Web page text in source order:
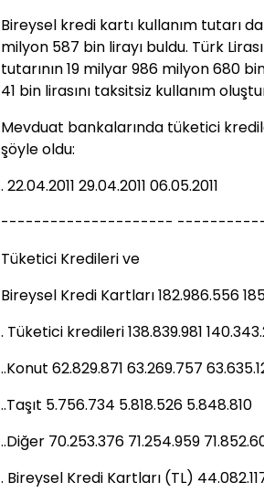
Bireysel kredi kartı kullanım tutarı
milyon 587 bin lirayı buldu. Türk
tutarının 19 milyar 986 milyon 680
41 bin lirasını taksitsiz kullanım
Mevduat bankalarında tüketici
şöyle oldu:
. 22.04.2011 29.04.2011 06.05.2011
---------------------
Tüketici Kredileri ve
Bireysel Kredi Kartları 182.986.556
. Tüketici kredileri 138.839.981
..Konut 62.829.871 63.269.757
..Taşıt 5.756.734 5.818.526 5.848.810
..Diğer 70.253.376 71.254.959
. Bireysel Kredi Kartları (TL)